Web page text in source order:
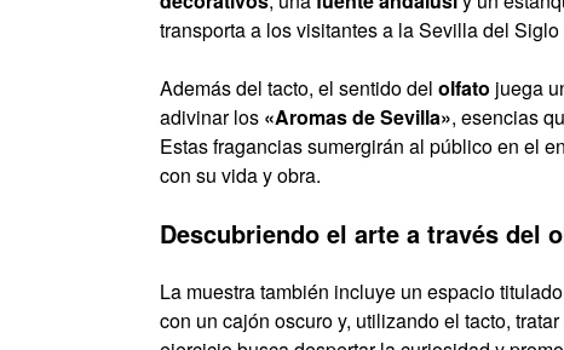
transporta a los visitantes a la Sevilla del Siglo
Además del tacto, el sentido del olfato juega
adivinar los «Aromas de Sevilla», esencias
Estas fragancias sumergirán al público en el
con su vida y obra.
Descubriendo el arte a través del
La muestra también incluye un espacio titulado
con un cajón oscuro y, utilizando el tacto,